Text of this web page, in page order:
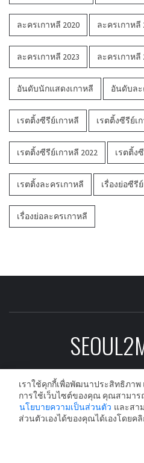
ละครเกาหลี 2020 ละครเกาหลี
ละครเกาหลี 2023 ละครเกาหลี
อันดับนักแสดงเกาหลี อันดับละ
เรตติ้งซีรีย์เกาหลี เรตติ้งซีรีย์เ
เรตติ้งซีรีย์เกาหลี 2022 เรตติ้ง
เรตติ้งละครเกาหลี เรื่องย่อซีรี
เรื่องย่อละครเกาหลี
ข่าวบันเทิงเกาหลีอัพเ
เกาหลี ละครเกาหลี แล
เราใช้คุกกี้เพื่อพัฒนาประสิทธิภา
การใช้เว็บไซต์ของคุณ คุณสามาร
นโยบายความเป็นส่วนตัว และสา
ส่วนตัวเองได้ของคุณได้เองโดยค